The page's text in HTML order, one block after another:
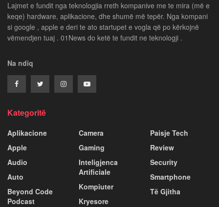
Lajmet e fundit nga teknologjia rreth kompanive me te mira (më e
keqe) hardware, aplikacione, dhe shumë më tepër. Nga kompani
si google , apple e deri te ato startupet e vogla që po kërkojnë
vëmendjen tuaj . 01News do ketë te fundit ne teknologji .
Na ndiq
Kategoritë
Aplikacione
Apple
Audio
Auto
Beyond Code
Podcast
Camera
Gaming
Inteligjenca
Artificiale
Kompiuter
Kryesore
Paisje Tech
Review
Security
Smartphone
Të Gjitha